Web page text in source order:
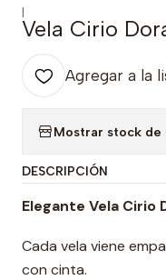
|
Vela Cirio
Agregar a la
Mostrar stock de
DESCRIPCIÓN
Elegante Vela Cirio
Cada vela viene
con cinta.